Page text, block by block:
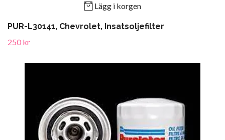
Lägg i korgen
PUR-L30141, Chevrolet, Insatsoljefilter
250 kr